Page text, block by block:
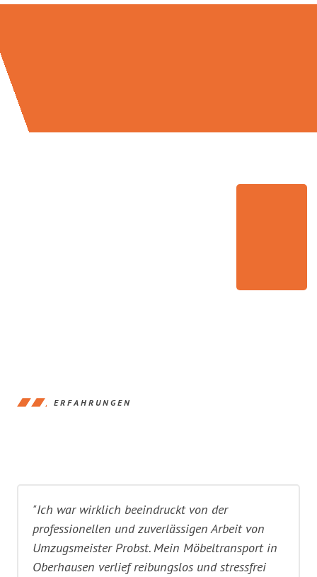
ERFAHRUNGEN
"Ich war wirklich beeindruckt von der
professionellen und zuverlässigen Arbeit von
Umzugsmeister Probst. Mein Möbeltransport in
Oberhausen verlief reibungslos und stressfrei